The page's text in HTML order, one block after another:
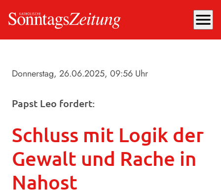
menu
Donnerstag, 26.06.2025, 09:56 Uhr
Papst Leo fordert:
Schluss mit Logik der
Gewalt und Rache in
Nahost